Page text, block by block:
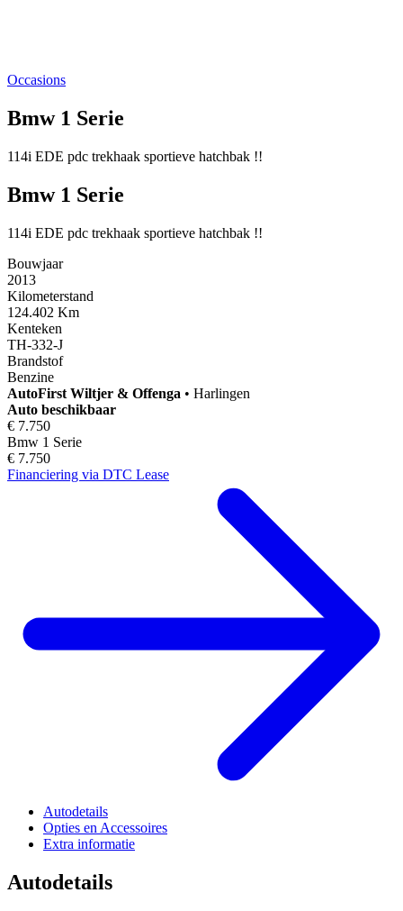
Occasions
Bmw 1 Serie
114i EDE pdc trekhaak sportieve hatchbak !!
Bmw 1 Serie
114i EDE pdc trekhaak sportieve hatchbak !!
Bouwjaar
2013
Kilometerstand
124.402 Km
Kenteken
TH-332-J
Brandstof
Benzine
AutoFirst Wiltjer & Offenga • Harlingen
Auto beschikbaar
€ 7.750
Bmw 1 Serie
€ 7.750
Financiering via DTC Lease
Autodetails
Opties en Accessoires
Extra informatie
Autodetails